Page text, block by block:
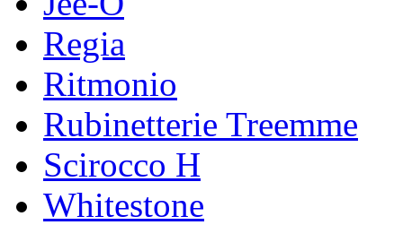
Regia
Ritmonio
Rubinetterie Treemme
Scirocco H
Whitestone